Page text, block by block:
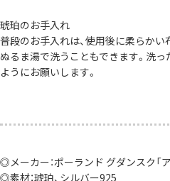
琥珀のお手入れ
普段のお手入れは、使用後に柔らかい
ぬるま湯で洗うこともできます。洗
ようにお願いします。
◎メーカー：ポーランド グダンスク「
◎素材：琥珀、シルバー925